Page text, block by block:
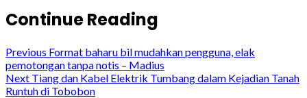
Continue Reading
Previous Format baharu bil mudahkan pengguna, elak
pemotongan tanpa notis – Madius
Next Tiang dan Kabel Elektrik Tumbang dalam Kejadian Tanah
Runtuh di Tobobon